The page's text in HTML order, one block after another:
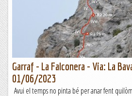
Garraf - La Falconera - Via: La
01/06/2023
Avui el temps no pinta bé per anar fent